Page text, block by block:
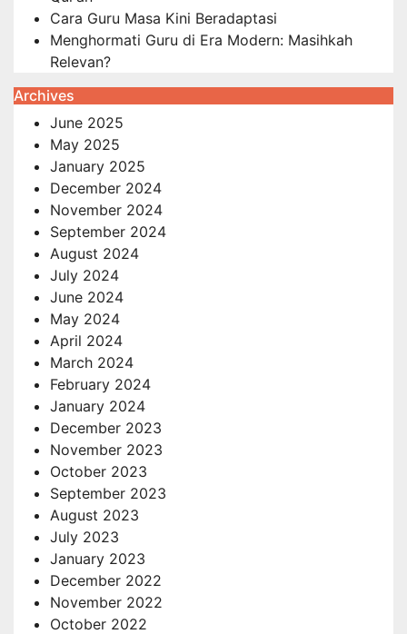
Cara Guru Masa Kini Beradaptasi
Menghormati Guru di Era Modern: Masihkah
Relevan?
Archives
June 2025
May 2025
January 2025
December 2024
November 2024
September 2024
August 2024
July 2024
June 2024
May 2024
April 2024
March 2024
February 2024
January 2024
December 2023
November 2023
October 2023
September 2023
August 2023
July 2023
January 2023
December 2022
November 2022
October 2022